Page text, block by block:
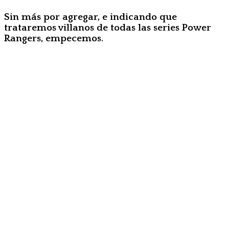
Sin más por agregar, e indicando que
trataremos villanos de todas las series Power
Rangers, empecemos.